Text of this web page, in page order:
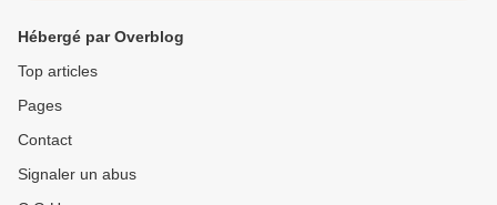
Hébergé par Overblog
Top articles
Pages
Contact
Signaler un abus